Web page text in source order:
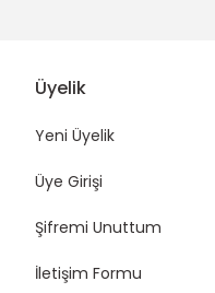
Üyelik
Yeni Üyelik
Üye Girişi
Şifremi Unuttum
İletişim Formu